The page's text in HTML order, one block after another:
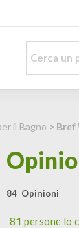
il Bagno >
84 Opinioni
81 persone lo